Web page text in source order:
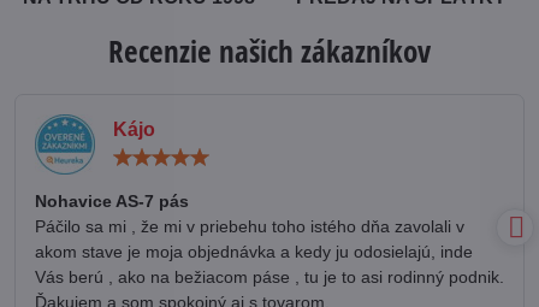
Recenzie našich zákazníkov
Kájo
Nohavice AS-7 pás
Páčilo sa mi , že mi v priebehu toho istého dňa zavolali v
akom stave je moja objednávka a kedy ju odosielajú, inde
Vás berú , ako na bežiacom páse , tu je to asi rodinný podnik.
Ďakujem a som spokojný aj s tovarom.